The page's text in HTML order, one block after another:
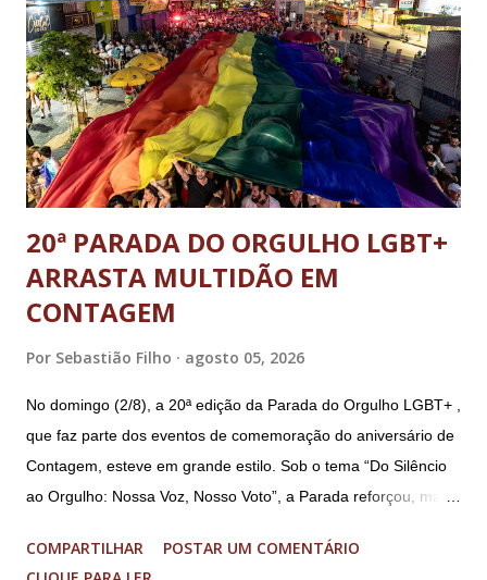
Sérgio Nogueira, ex-ministro da Defesa; e o general da
reserva Walter Braga Netto, ex-ministro da Casa Civil e da
Defesa. A acusação envolveu os crimes de tentativa de
abolição violenta do Estado Democrático de Direito, golpe de
E...
20ª PARADA DO ORGULHO LGBT+
ARRASTA MULTIDÃO EM
CONTAGEM
Por Sebastião Filho agosto 05, 2026
No domingo (2/8), a 20ª edição da Parada do Orgulho LGBT+ ,
que faz parte dos eventos de comemoração do aniversário de
Contagem, esteve em grande estilo. Sob o tema “Do Silêncio
ao Orgulho: Nossa Voz, Nosso Voto”, a Parada reforçou, mais
município. A concentração foi na Praça da Glória, que estava
COMPARTILHAR
POSTAR UM COMENTÁRIO